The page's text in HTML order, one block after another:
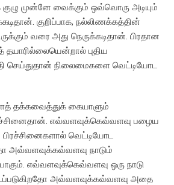
முன்னே வைக்கும் ஒவ்வொரு அடியும்
குறிப்பாக, நல்லிணக்கத்தின்
வரை அது நெருக்கடிதான். பிரதான
புதிய
செய்துதான் நிலைமைகளை வெட்டியோட
தக்கவைத்துக் கையாளும்
எவ்வளவுக்கெவ்வளவு பழைய
பிரச்சினைகளால் வெட்டியோட
அவ்வளவுக்கவ்வளவு நாடும்
எவ்வளவுக்கெவ்வளவு ஒரு நாடு
அவ்வளவுக்கவ்வளவு அதை